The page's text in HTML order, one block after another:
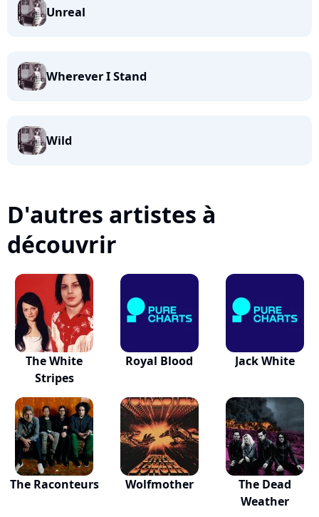
Unreal
Wherever I Stand
Wild
D'autres artistes à
découvrir
The White
Stripes
Royal Blood Jack White
The Raconteurs Wolfmother
The Dead
Weather